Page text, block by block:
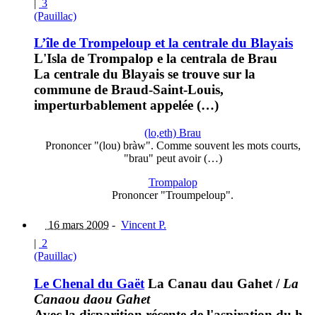
| 3
(Pauillac)
L’île de Trompeloup et la centrale du Blayais
L'Isla de Trompalop e la centrala de Brau
La centrale du Blayais se trouve sur la
commune de Braud-Saint-Louis,
imperturbablement appelée (…)
(lo,eth) Brau
Prononcer "(lou) bràw". Comme souvent les mots courts,
"brau" peut avoir (…)
Trompalop
Prononcer "Troumpeloup".
16 mars 2009 - Vincent P.
| 2
(Pauillac)
Le Chenal du Gaët La Canau dau Gahet / La
Canaou daou Gahet